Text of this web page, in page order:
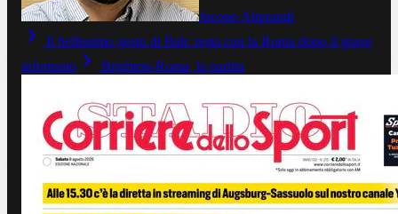
Jacopo Aliprandi
Il bellissimo gesto di Bah: resta con la Roma dopo il grave
infortunio
Brighton-Roma, la partita